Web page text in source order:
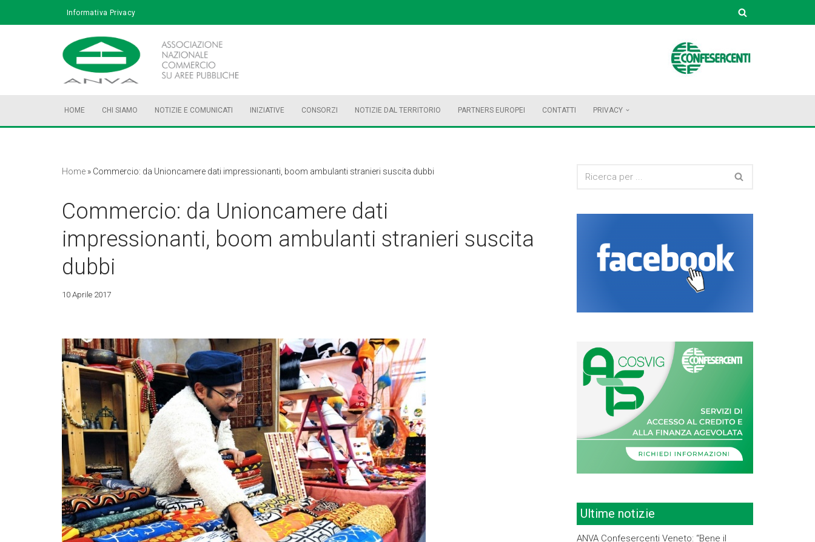
Informativa Privacy
HOME CHI SIAMO NOTIZIE E COMUNICATI INIZIATIVE CONSORZI NOTIZIE DAL TERRITORIO PARTNERS EUROPEI CONTATTI PRIVACY
Home » Commercio: da Unioncamere dati impressionanti, boom ambulanti stranieri suscita dubbi
Commercio: da Unioncamere dati
impressionanti, boom ambulanti stranieri suscita
dubbi
10 Aprile 2017
Ultime notizie
ANVA Confesercenti Veneto: “Bene il